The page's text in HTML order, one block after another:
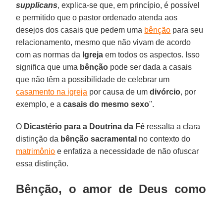
supplicans, explica-se que, em princípio, é possível
e permitido que o pastor ordenado atenda aos
desejos dos casais que pedem uma bênção para seu
relacionamento, mesmo que não vivam de acordo
com as normas da Igreja em todos os aspectos. Isso
significa que uma bênção pode ser dada a casais
que não têm a possibilidade de celebrar um
casamento na igreja por causa de umdivórcio, por
exemplo, e acasais do mesmo sexo".
O Dicastério para a Doutrina da Fé ressalta a clara
distinção da bênção sacramental no contexto do
matrimônio e enfatiza a necessidade de não ofuscar
essa distinção.
Bênção, o amor de Deus como